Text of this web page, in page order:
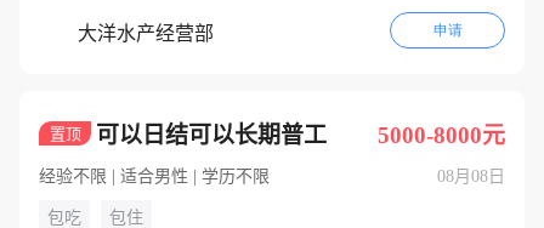
大洋水产经营部 申请
置顶 可以日结可以长期普工 5000-8000元
经验不限 | 适合男性 | 学历不限 08月08日
包吃 包住